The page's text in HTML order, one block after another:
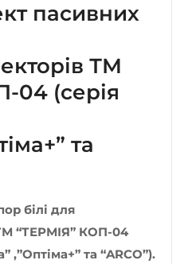
пасивних
ТМ
04 (серія
та
білі для
“ТЕРМІЯ” КОП-04
,”Оптіма+” та “ARCO”).